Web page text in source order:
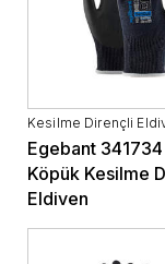
Kesilme Dirençli
Egebant
Köpük Kesilme
Eldiven